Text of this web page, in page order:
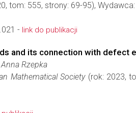
tom: 555, strony: 69-95), Wydawca:
- link do publikacji
and its connection with defect
Rzepka
Mathematical Society(rok: 2023,